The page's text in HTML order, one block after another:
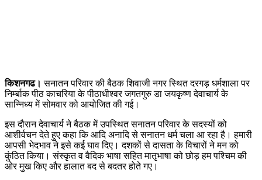
किशनगढ। सनातन परिवार की बैठक शिवाजी नगर स्थित दरगड़ धर्मशाला पर
निर्म्बाक पीठ काचरिया के पीठाधीश्वर जगतगुरु डा जयकृष्ण देवाचार्य के
सान्निध्य में सोमवार को आयोजित की गई।
इस दौरान देवाचार्य ने बैठक में उपस्थित सनातन परिवार के सदस्यों को
आशीर्वचन देते हुए कहा कि आदि अनादि से सनातन धर्म चला आ रहा है। हमारी
आपसी भेदभाव ने इसे कई घाव दिए। दशकों से दासता के विचारों ने मन को
कुंठित किया। संस्कृत व वैदिक भाषा सहित मातृभाषा को छोड़ हम पश्चिम की
ओर मुख किए और हालात बद से बदतर होते गए।